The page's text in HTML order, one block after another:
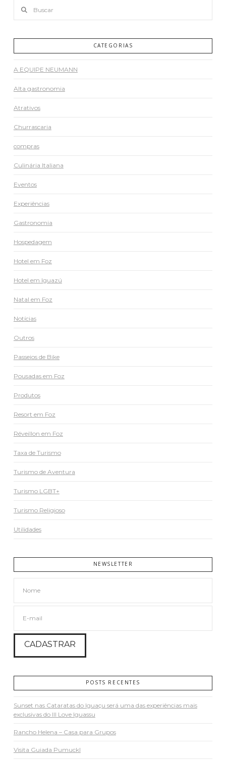
CATEGORIAS
A EQUIPE NEUMANN
Alta gastronomia
Atrativos
Churrascaria
compras
Culinária Italiana
Eventos
Experiências
Gastronomia
Hospedagem
Hotel em Foz
Hotel em Iguazú
Natal em Foz
Notícias
Outros
Passeios de Bike
Pousadas em Foz
Produtos
Resort em Foz
Réveillon em Foz
Taxa de Turismo
Turismo de Aventura
Turismo LGBT+
Turismo Religioso
Utilidades
NEWSLETTER
POSTS RECENTES
Sunset nas Cataratas do Iguaçu será uma das experiências mais
exclusivas do III Love Iguassu
Rancho Helena – Casa para Grupos
Visita Guiada Pumuckl